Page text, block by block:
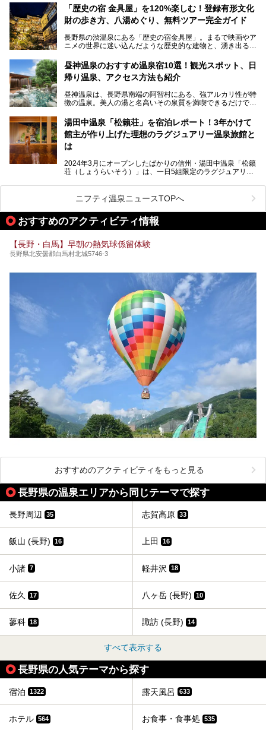
ので、野生のサルを観察する貴重な自然体験と温泉をあわせ
て楽しみたい人は、ぜひ参考にしてください。
リピートするファンも多い温泉です。冬はスキーと一緒に楽
しみたい極上の温泉を紹介します。
「歴史の宿 金具屋」を120%楽しむ！登録有形文化
財の歩き方、八湯めぐり、無料ツアー完全ガイド
長野県の渋温泉にある「歴史の宿金具屋」。まるで映画やア
ニメの世界に迷い込んだような歴史的な建物と、湧き出る温
を隅々まで楽しみたいですよね。この記事では、金具屋での
滞在を最高の思い出にするための「楽しみ方」を徹底的にご
紹介します！
昼神温泉のおすすめ温泉宿10選！観光スポット、日
帰り温泉、アクセス方法も紹介
昼神温泉は、長野県南端の阿智村にある、強アルカリ性が特
徴の温泉。美人の湯と名高いその泉質を満喫できるだけでな
昼神温泉では、朝市などの観光スポットや、信州名物のおや
きを楽しめるグルメスポットなど、観光を楽しむにはぴった
りの場所が豊富にあります。
この記事では、昼神温泉での滞在を充実させる宿泊施設や日
帰り温泉、見どころ満載の観光・グルメスポットに加え、ア
クセス方法も順に紹介します。
湯田中温泉「松籟荘」を宿泊レポート！3年かけて
館主が作り上げた理想のラグジュアリー温泉旅館と
は
2024年3月にオープンしたばかりの信州・湯田中温泉「松籟
荘（しょうらいそう）」は、一日5組限定のラグジュアリー
ライベートに楽しめる非日常感が味わえます。また宿泊者は
道向かいの「よろづや」の大浴場「桃山風呂」や共同浴場の
「湯田中大湯」も利用ができます。
極上のお湯に浸り上質なお料理に舌鼓、特別な日に泊まりた
い湯田中温泉「松籟荘」を、実際に宿泊した目線で紹介しま
ニフティ温泉ニュースTOPへ
おすすめのアクティビティ情報
【長野・白馬】早朝の熱気球係留体験
長野県北安曇郡白馬村北城5746-3
おすすめのアクティビティをもっと見る
長野県の温泉エリアから同じテーマで探す
長野周辺 35 志賀高原 33
飯山 (長野) 16 上田 16
小諸 7 軽井沢 18
佐久 17 八ヶ岳 (長野) 10
蓼科 18 諏訪 (長野) 14
すべて表示する
長野県の人気テーマから探す
宿泊 1322 露天風呂 633
ホテル 564 お食事・食事処 535